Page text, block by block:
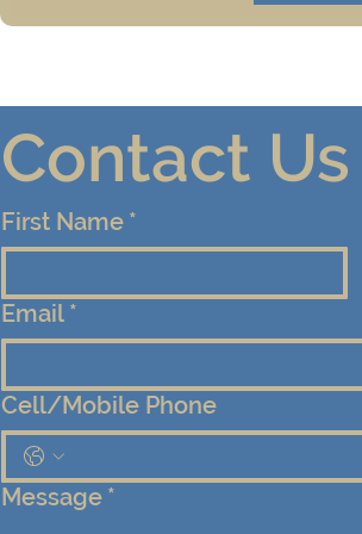
Contact Us
First Name *
Email *
Cell/Mobile Phone
Message *